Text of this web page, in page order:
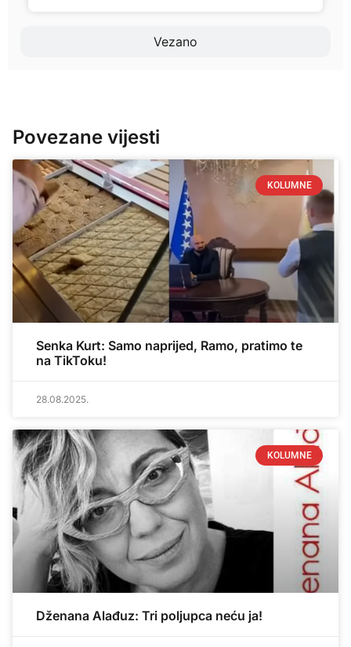
Vezano
Povezane vijesti
KOLUMNE
Senka Kurt: Samo naprijed, Ramo, pratimo te
na TikToku!
28.08.2025.
KOLUMNE
Dženana Alađuz: Tri poljupca neću ja!